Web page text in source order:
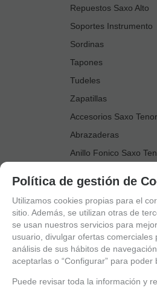
Repuestos Saxo Alto
Soportes Instrumento
Sordinas
Tapones
Tudeles
Zapatillas
Accesorios Saxo Tenor
Abrazaderas
Anillo Fonico Saxo
Boquillas
Boquilleros
Cañas
Cortacañas
Deflector Saxo Tenor
Política de gestión de
Utilizamos cookies propias para el
sitio. Además, se utilizan otras de
se usan nuestros servicios para
usuario, divulgar ofertas comerciales
análisis de sus hábitos de
aceptarlas o “Configurar” para poder
Puede revisar toda la información y